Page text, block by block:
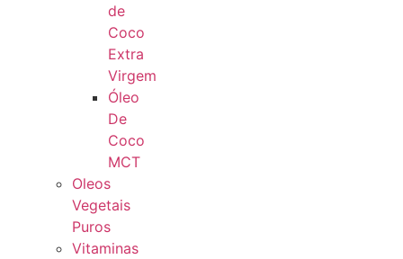
de
Coco
Extra
Virgem
Óleo
De
Coco
MCT
Oleos
Vegetais
Puros
Vitaminas